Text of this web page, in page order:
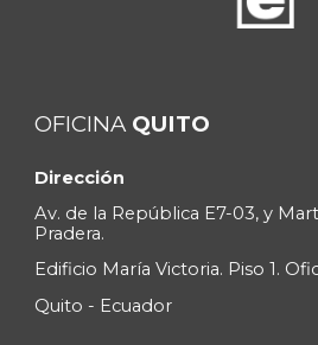
OFICINA QUITO
Dirección
Av. de la República E7-03, y
Pradera.
Edificio María Victoria. Piso 1.
Quito - Ecuador